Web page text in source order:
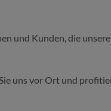
und Kunden, die
uns vor Ort und